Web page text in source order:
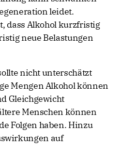
leidet.
dass Alkohol kurzfristig
neue Belastungen
nicht unterschätzt
Mengen Alkohol können
Gleichgewicht
Menschen können
Folgen haben. Hinzu
auf